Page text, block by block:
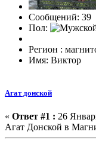
Сообщений: 39
Пол:
Регион :
Имя: Виктор
Агат донской
« Ответ #1 : 26
Агат Донской в